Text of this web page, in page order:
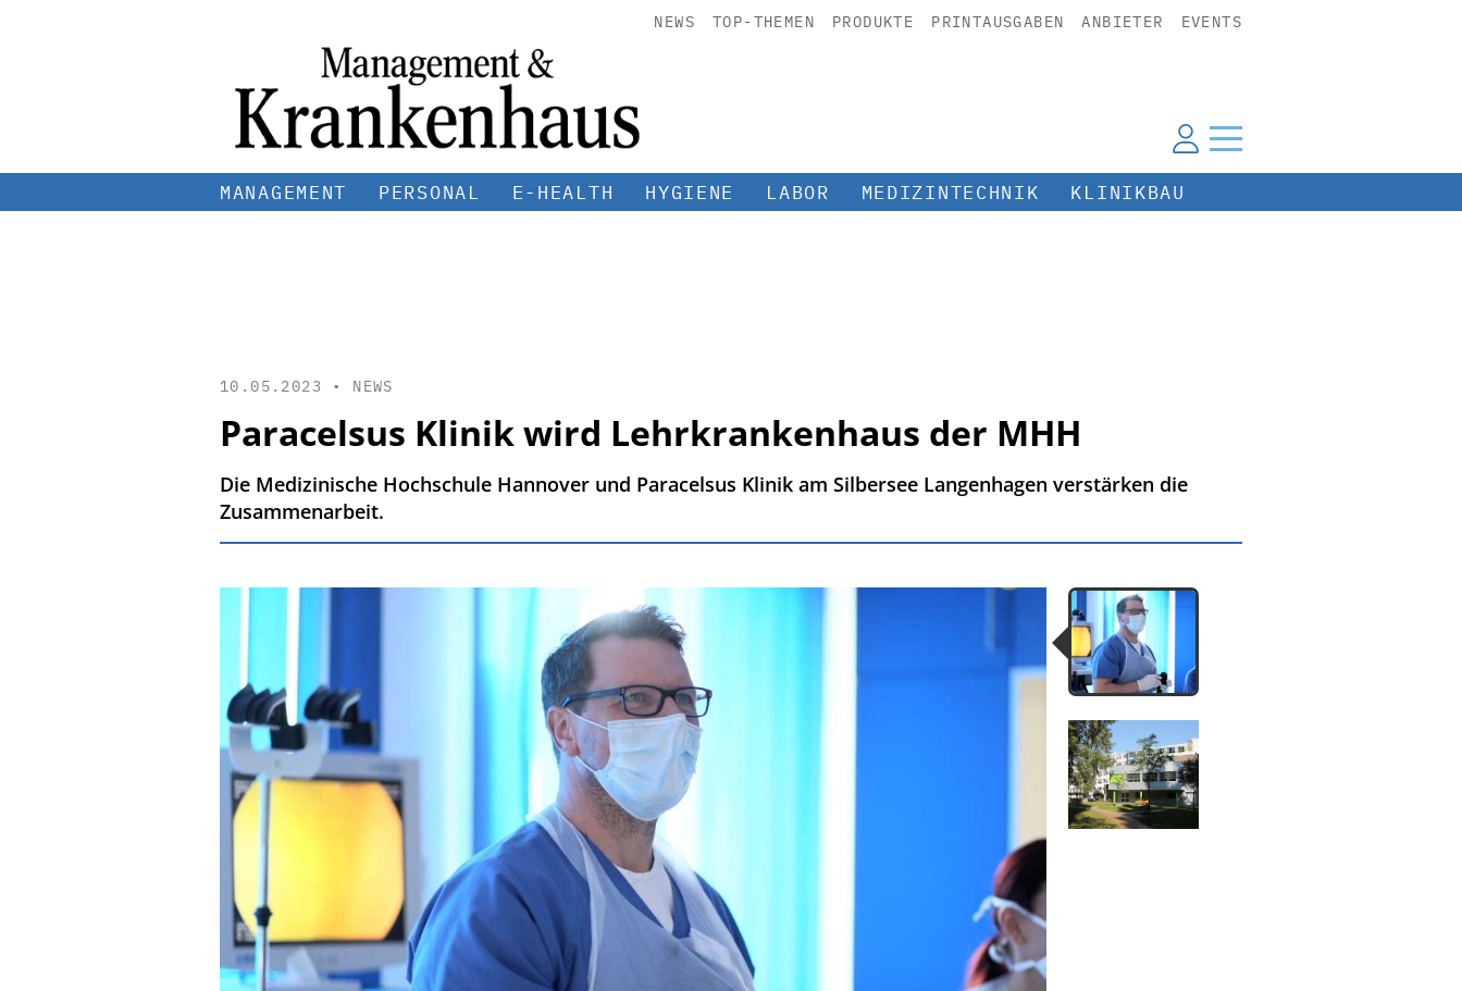
NEWS TOP-THEMEN PRODUKTE PRINTAUSGABEN ANBIETER EVENTS
MANAGEMENT PERSONAL E-HEALTH HYGIENE LABOR MEDIZINTECHNIK KLINIKBAU
10.05.2023 • NEWS
Paracelsus Klinik wird Lehrkrankenhaus der MHH
Die Medizinische Hochschule Hannover und Paracelsus Klinik am Silbersee Langenhagen verstärken die
Zusammenarbeit.